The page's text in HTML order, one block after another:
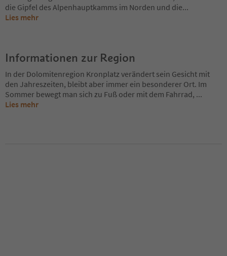
die Gipfel des Alpenhauptkamms im Norden und die...
Lies mehr
Informationen zur Region
In der Dolomitenregion Kronplatz verändert sein Gesicht mit
den Jahreszeiten, bleibt aber immer ein besonderer Ort. Im
Sommer bewegt man sich zu Fuß oder mit dem Fahrrad, ...
Lies mehr